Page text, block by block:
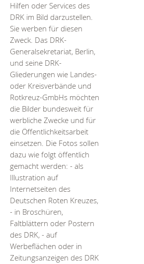
Hilfen oder Services des
DRK im Bild darzustellen.
Sie werben für diesen
Zweck. Das DRK-
Generalsekretariat, Berlin,
und seine DRK-
Gliederungen wie Landes-
oder Kreisverbände und
Rotkreuz-GmbHs möchten
die Bilder bundesweit für
werbliche Zwecke und für
die Öffentlichkeitsarbeit
einsetzen. Die Fotos sollen
dazu wie folgt öffentlich
gemacht werden: - als
Illustration auf
Internetseiten des
Deutschen Roten Kreuzes,
- in Broschüren,
Faltblättern oder Postern
des DRK, - auf
Werbeflächen oder in
Zeitungsanzeigen des DRK